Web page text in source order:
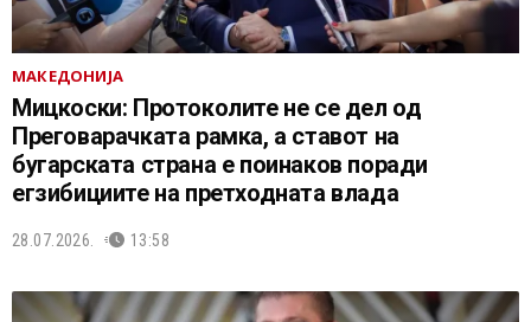
МАКЕДОНИЈА
Мицкоски: Протоколите не се дел од
Преговарачката рамка, а ставот на
бугарската страна е поинаков поради
егзибициите на претходната влада
28.07.2026. 13:58